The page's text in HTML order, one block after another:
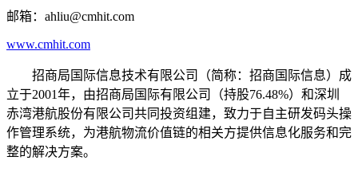
邮箱：ahliu@cmhit.com
www.cmhit.com
招商局国际信息技术有限公司（简称：招商国际信息）成
立于2001年，由招商局国际有限公司（持股76.48%）和深圳
赤湾港航股份有限公司共同投资组建，致力于自主研发码头操
作管理系统，为港航物流价值链的相关方提供信息化服务和完
整的解决方案。